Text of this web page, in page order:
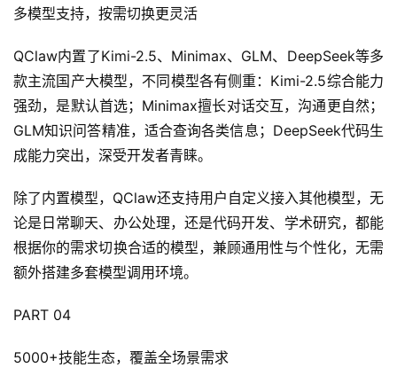
营
记
录
经
教
程
软
应
多模型支持，按需切换更灵活
QClaw内置了Kimi-2.5、Minimax、GLM、DeepSeek等多
款主流国产大模型，不同模型各有侧重：Kimi-2.5综合能力
强劲，是默认首选；Minimax擅长对话交互，沟通更自然；
GLM知识问答精准，适合查询各类信息；DeepSeek代码生
成能力突出，深受开发者青睐。
除了内置模型，QClaw还支持用户自定义接入其他模型，无
论是日常聊天、办公处理，还是代码开发、学术研究，都能
根据你的需求切换合适的模型，兼顾通用性与个性化，无需
额外搭建多套模型调用环境。
PART 04
5000+技能生态，覆盖全场景需求